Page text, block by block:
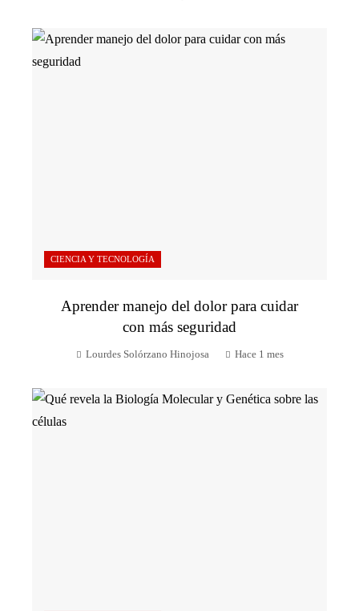
CIENCIA Y TECNOLOGÍA
Aprender manejo del dolor para cuidar
con más seguridad
Lourdes Solórzano Hinojosa Hace 1 mes